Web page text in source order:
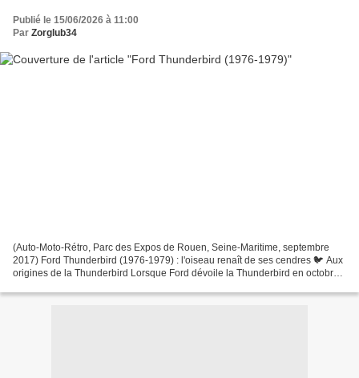
Publié le 15/06/2026 à 11:00
Par Zorglub34
(Auto-Moto-Rétro, Parc des Expos de Rouen, Seine-Maritime, septembre
2017) Ford Thunderbird (1976-1979) : l'oiseau renaît de ses cendres 🐦 Aux
origines de la Thunderbird Lorsque Ford dévoile la Thunderbird en octobre